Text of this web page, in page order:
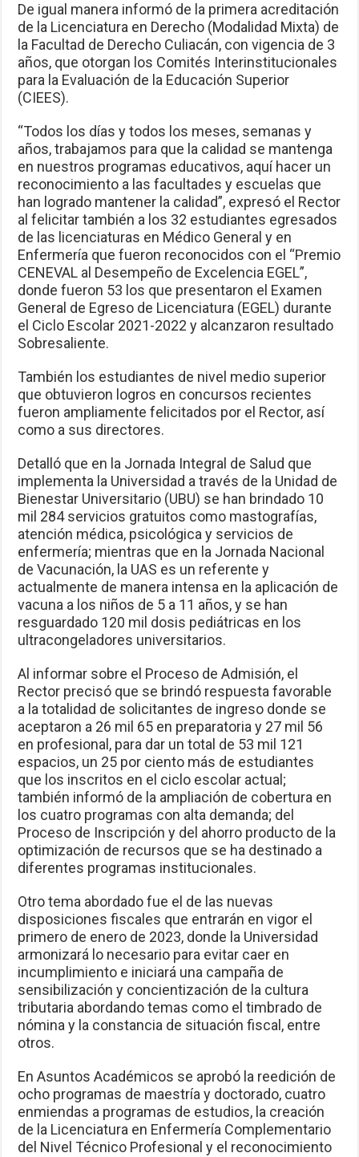
De igual manera informó de la primera acreditación
de la Licenciatura en Derecho (Modalidad Mixta) de
la Facultad de Derecho Culiacán, con vigencia de 3
años, que otorgan los Comités Interinstitucionales
para la Evaluación de la Educación Superior
(CIEES).
“Todos los días y todos los meses, semanas y
años, trabajamos para que la calidad se mantenga
en nuestros programas educativos, aquí hacer un
reconocimiento a las facultades y escuelas que
han logrado mantener la calidad”, expresó el Rector
al felicitar también a los 32 estudiantes egresados
de las licenciaturas en Médico General y en
Enfermería que fueron reconocidos con el “Premio
CENEVAL al Desempeño de Excelencia EGEL”,
donde fueron 53 los que presentaron el Examen
General de Egreso de Licenciatura (EGEL) durante
el Ciclo Escolar 2021-2022 y alcanzaron resultado
Sobresaliente.
También los estudiantes de nivel medio superior
que obtuvieron logros en concursos recientes
fueron ampliamente felicitados por el Rector, así
como a sus directores.
Detalló que en la Jornada Integral de Salud que
implementa la Universidad a través de la Unidad de
Bienestar Universitario (UBU) se han brindado 10
mil 284 servicios gratuitos como mastografías,
atención médica, psicológica y servicios de
enfermería; mientras que en la Jornada Nacional
de Vacunación, la UAS es un referente y
actualmente de manera intensa en la aplicación de
vacuna a los niños de 5 a 11 años, y se han
resguardado 120 mil dosis pediátricas en los
ultracongeladores universitarios.
Al informar sobre el Proceso de Admisión, el
Rector precisó que se brindó respuesta favorable
a la totalidad de solicitantes de ingreso donde se
aceptaron a 26 mil 65 en preparatoria y 27 mil 56
en profesional, para dar un total de 53 mil 121
espacios, un 25 por ciento más de estudiantes
que los inscritos en el ciclo escolar actual;
también informó de la ampliación de cobertura en
los cuatro programas con alta demanda; del
Proceso de Inscripción y del ahorro producto de la
optimización de recursos que se ha destinado a
diferentes programas institucionales.
Otro tema abordado fue el de las nuevas
disposiciones fiscales que entrarán en vigor el
primero de enero de 2023, donde la Universidad
armonizará lo necesario para evitar caer en
incumplimiento e iniciará una campaña de
sensibilización y concientización de la cultura
tributaria abordando temas como el timbrado de
nómina y la constancia de situación fiscal, entre
otros.
En Asuntos Académicos se aprobó la reedición de
ocho programas de maestría y doctorado, cuatro
enmiendas a programas de estudios, la creación
de la Licenciatura en Enfermería Complementario
del Nivel Técnico Profesional y el reconocimiento